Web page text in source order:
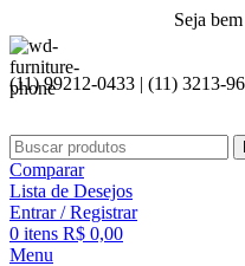
Seja bem vindo a
(11) 99212-0433 | (11) 3213-
Comparar
Lista de Desejos
Entrar / Registrar
0 itens R$ 0,00
Menu